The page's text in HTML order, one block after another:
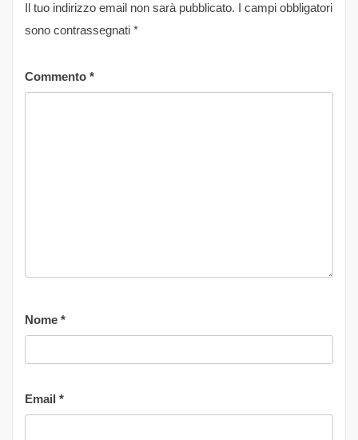
Il tuo indirizzo email non sarà pubblicato. I campi obbligatori
sono contrassegnati *
Commento *
Nome *
Email *